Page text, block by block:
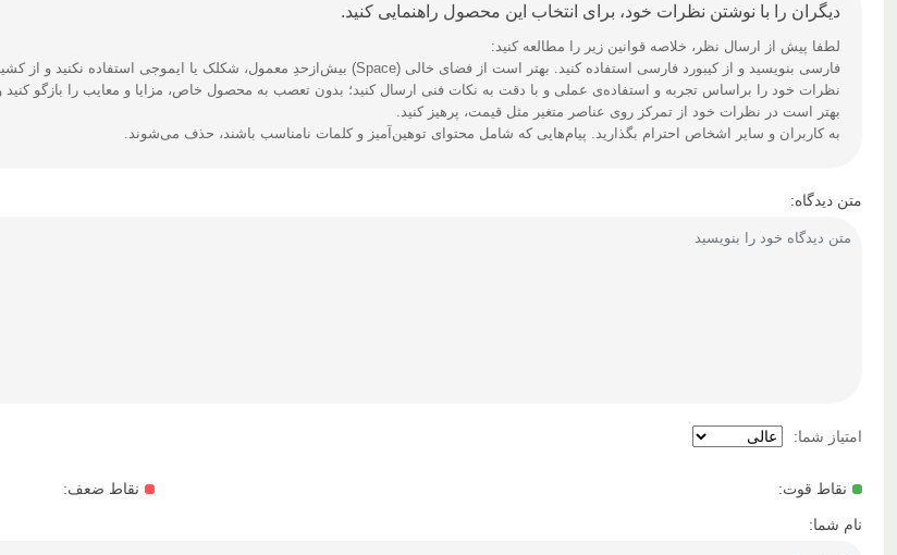
دیگران را با نوشتن نظرات خود، برای انتخاب این محصول راهنمایی کنید.
لطفا پیش از ارسال نظر، خلاصه قوانین زیر را مطالعه کنید:
فارسی بنویسید و از کیبورد فارسی استفاده کنید. بهتر است از فضای خالی (Space) بیش‌از‌حدِ معمول، شکلک یا ایموجی استفاده نکنید و از کشیدن حروف یا کلمات با صفحه‌کلید بپرهیزید.
نظرات خود را براساس تجربه و استفاده‌ی عملی و با دقت به نکات فنی ارسال کنید؛ بدون تعصب به محصول خاص، مزایا و معایب را بازگو کنید
بهتر است در نظرات خود از تمرکز روی عناصر متغیر مثل قیمت، پرهیز کنید.
به کاربران و سایر اشخاص احترام بگذارید. پیام‌هایی که شامل محتوای توهین‌آمیز و کلمات نامناسب باشند، حذف می‌شوند.
متن دیدگاه:
امتیاز شما:
نقاط قوت: نقاط ضعف:
نام شما: